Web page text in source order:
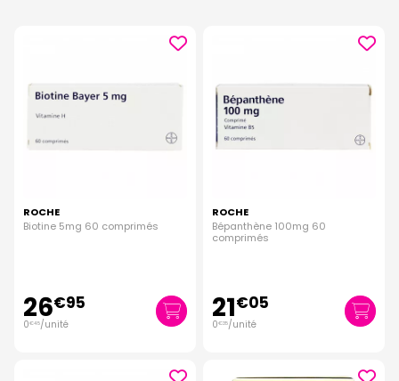
ROCHE
Biotine 5mg 60 comprimés
26€95
0€45/unité
ROCHE
Bépanthène 100mg 60
comprimés
21€05
0€35/unité